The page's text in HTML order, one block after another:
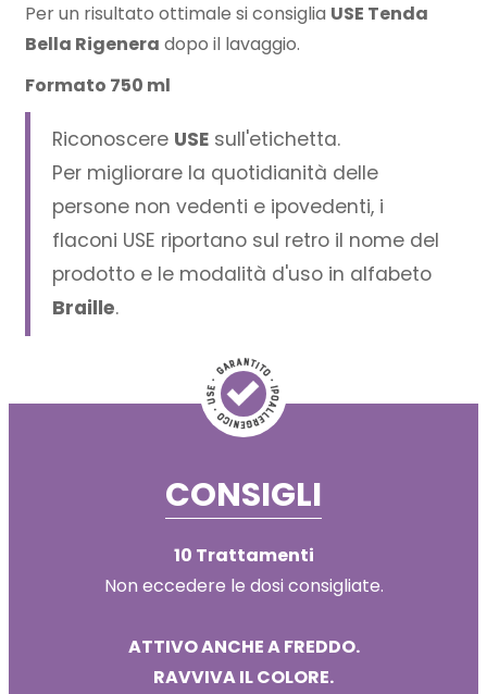
Per un risultato ottimale si consiglia USE Tenda
Bella Rigenera dopo il lavaggio.
Formato 750 ml
Riconoscere USE sull'etichetta.
Per migliorare la quotidianità delle
persone non vedenti e ipovedenti, i
flaconi USE riportano sul retro il nome del
prodotto e le modalità d'uso in alfabeto
Braille.
CONSIGLI
10 Trattamenti
Non eccedere le dosi consigliate.
ATTIVO ANCHE A FREDDO.
RAVVIVA IL COLORE.